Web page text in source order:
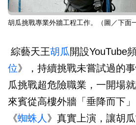
胡瓜挑戰專業外牆工程工作。（圖／下面
綜藝天王胡瓜開設YouTube
位》，持續挑戰未嘗試過的
瓜挑戰超危險職業，一開場
來賓從高樓外牆「垂降而下
《蜘蛛人 》真實上演，讓胡